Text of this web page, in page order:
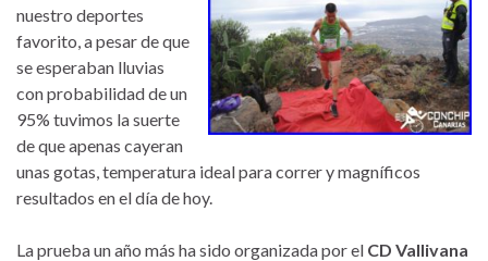
nuestro deportes
favorito, a pesar de que
se esperaban lluvias
con probabilidad de un
95% tuvimos la suerte
de que apenas cayeran
unas gotas, temperatura ideal para correr y magníficos
resultados en el día de hoy.
La prueba un año más ha sido organizada por el CD Vallivana